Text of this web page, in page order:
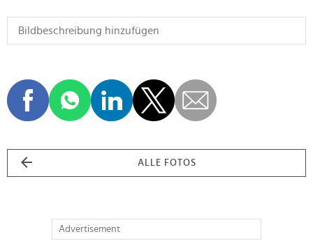
ALLE FOTOS
Advertisement